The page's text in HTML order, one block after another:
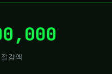
감액